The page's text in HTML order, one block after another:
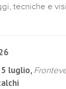
tecniche e
luglio,